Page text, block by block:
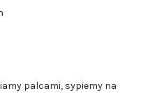
palcami, sypiemy na